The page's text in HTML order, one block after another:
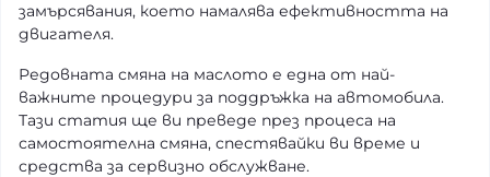
замърсявания, което намалява ефективността на
двигателя.
Редовната смяна на маслото е една от най-
важните процедури за поддръжка на автомобила.
Тази статия ще ви преведе през процеса на
самостоятелна смяна, спестявайки ви време и
средства за сервизно обслужване.